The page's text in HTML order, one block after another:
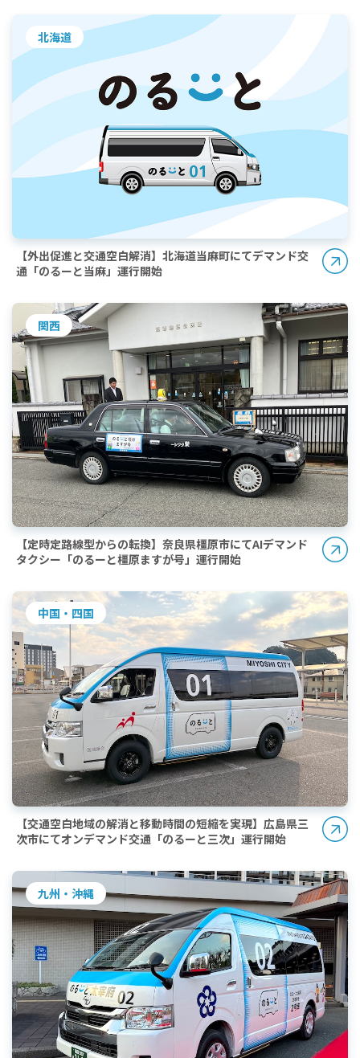
北海道
【外出促進と交通空白解消】北海道当麻町にてデマンド交
通「のるーと当麻」運行開始
関西
【定時定路線型からの転換】奈良県橿原市にてAIデマンド
タクシー「のるーと橿原ますが号」運行開始
中国・四国
【交通空白地域の解消と移動時間の短縮を実現】広島県三
次市にてオンデマンド交通「のるーと三次」運行開始
九州・沖縄